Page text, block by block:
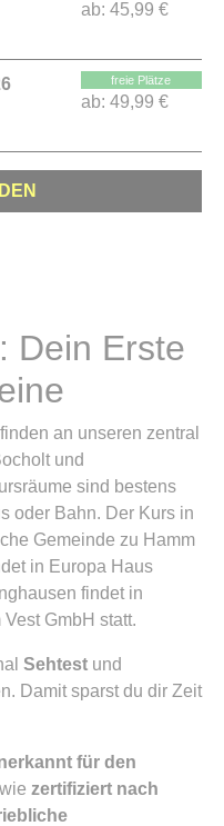
ab: 45,99 €
freie Plätze
ab: 49,99 €
Dein Erste
an unseren zentral
und
sind bestens
oder Bahn. Der Kurs in
Gemeinde zu Hamm
in Europa Haus
findet in
GmbH statt.
Sehtest und
Damit sparst du dir Zeit
für den
zertifiziert nach